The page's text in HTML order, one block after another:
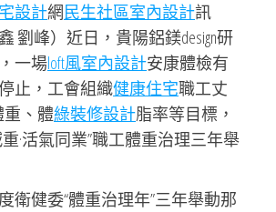
設計網民生社區室內設計訊
劉峰）近日，貴陽鋁鎂design研
一場loft風室內設計安康體檢有
止，工會組織健康住宅職工丈
重、體綠裝修設計脂率等目標，
·活氣同業”職工體重治理三年舉
衛健委“體重治理年”三年舉動那